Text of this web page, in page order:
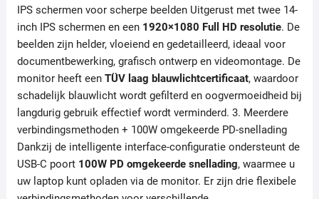
IPS schermen voor scherpe beelden Uitgerust met twee 14-
inch IPS schermen en een 1920×1080 Full HD resolutie. De
beelden zijn helder, vloeiend en gedetailleerd, ideaal voor
documentbewerking, grafisch ontwerp en videomontage. De
monitor heeft een TÜV laag blauwlichtcertificaat, waardoor
schadelijk blauwlicht wordt gefilterd en oogvermoeidheid bij
langdurig gebruik effectief wordt verminderd. 3. Meerdere
verbindingsmethoden + 100W omgekeerde PD-snellading
Dankzij de intelligente interface-configuratie ondersteunt de
USB-C poort 100W PD omgekeerde snellading, waarmee u
uw laptop kunt opladen via de monitor. Er zijn drie flexibele